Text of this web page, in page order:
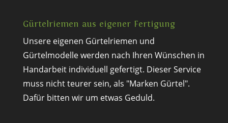
Gürtelriemen aus eigener Fertigung
Unsere eigenen Gürtelriemen und
Gürtelmodelle werden nach Ihren Wünschen in
Handarbeit individuell gefertigt. Dieser Service
muss nicht teurer sein, als "Marken Gürtel".
Dafür bitten wir um etwas Geduld.